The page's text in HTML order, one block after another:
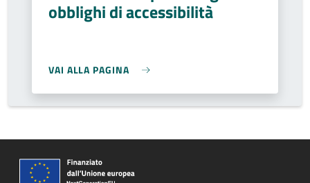
obblighi di accessibilità
VAI ALLA PAGINA